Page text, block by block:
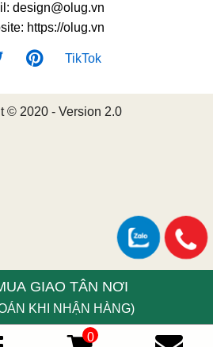
GIAO TÂN NƠI
KHI NHẬN HÀNG)
design@olug.vn
https://olug.vn
TikTok
0
© 2020 - Version 2.0